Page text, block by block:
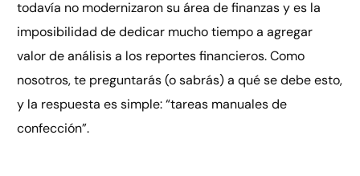
todavía no modernizaron su área de finanzas y es la
imposibilidad de dedicar mucho tiempo a agregar
valor de análisis a los reportes financieros. Como
nosotros, te preguntarás (o sabrás) a qué se debe esto,
y la respuesta es simple: “tareas manuales de
confección”.